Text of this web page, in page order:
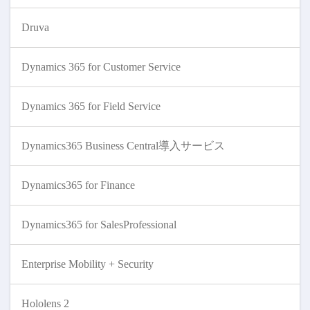
Druva
Dynamics 365 for Customer Service
Dynamics 365 for Field Service
Dynamics365 Business Central導入サービス
Dynamics365 for Finance
Dynamics365 for SalesProfessional
Enterprise Mobility + Security
Hololens 2